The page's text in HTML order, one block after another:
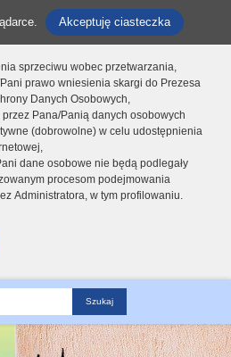
Akceptuję ciasteczka
sprzeciwu wobec przetwarzania,
prawo wniesienia skargi do Prezesa
Danych Osobowych,
Pana/Panią danych osobowych
(dobrowolne) w celu udostępnienia
dane osobowe nie będą podlegały
procesom podejmowania
Administratora, w tym profilowaniu.